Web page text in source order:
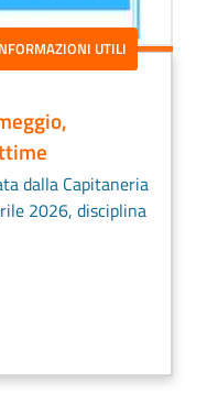
UTILI
dalla Capitaneria
2026, disciplina